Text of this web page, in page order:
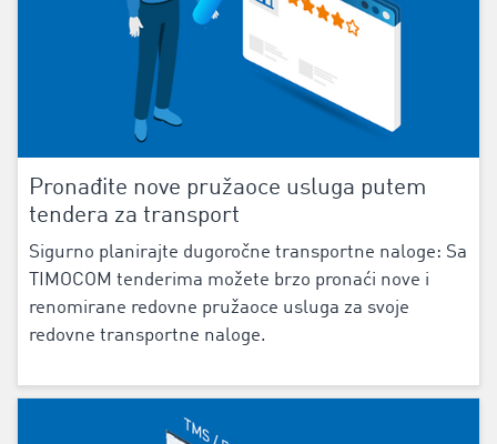
Pronađite nove pružaoce usluga putem
tendera za transport
Sigurno planirajte dugoročne transportne naloge: Sa
‌TIMOCOM tenderima‌ možete brzo pronaći nove i
renomirane redovne pružaoce usluga za svoje
redovne transportne naloge.